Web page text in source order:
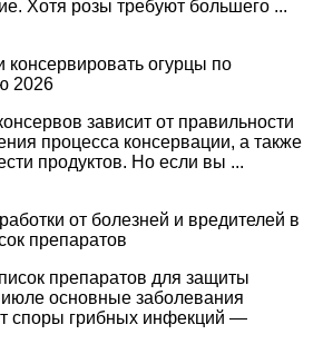
Хотя розы требуют большего ...
консервировать огурцы по
2026
зависит от правильности
процесса консервации, а также
продуктов. Но если вы ...
от болезней и вредителей в
препаратов
препаратов для защиты
основные заболевания
споры грибных инфекций —